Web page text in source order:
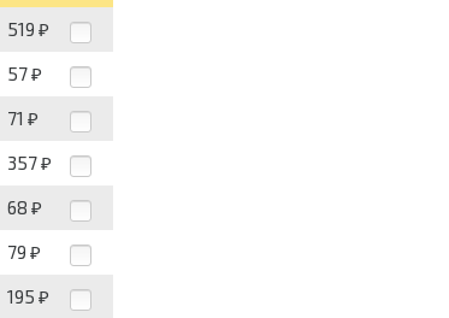
519 ₽
57 ₽
71 ₽
357 ₽
68 ₽
79 ₽
195 ₽